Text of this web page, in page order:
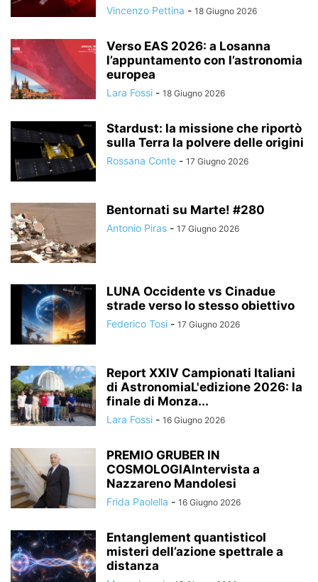
Vincenzo Pettina - 18 Giugno 2026
Verso EAS 2026: a Losanna
l’appuntamento con l’astronomia
europea
Lara Fossi - 18 Giugno 2026
Stardust: la missione che riportò
sulla Terra la polvere delle origini
Rossana Conte - 17 Giugno 2026
Bentornati su Marte! #280
Antonio Piras - 17 Giugno 2026
LUNA Occidente vs Cinadue
strade verso lo stesso obiettivo
Federico Tosi - 17 Giugno 2026
Report XXIV Campionati Italiani
di AstronomiaL'edizione 2026: la
finale di Monza...
Lara Fossi - 16 Giugno 2026
PREMIO GRUBER IN
COSMOLOGIAIntervista a
Nazzareno Mandolesi
Frida Paolella - 16 Giugno 2026
Entanglement quantisticoI
misteri dell’azione spettrale a
distanza